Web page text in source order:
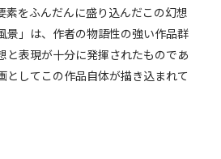
素をふんだんに盛り込んだこの幻想
景」は、作者の物語性の強い作品群
と表現が十分に発揮されたものであ
としてこの作品自体が描き込まれて